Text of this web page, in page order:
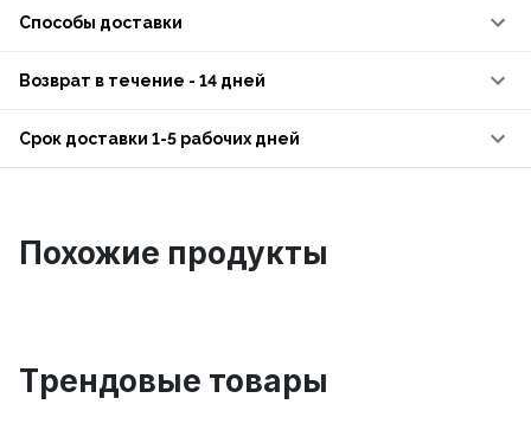
Способы доставки
Возврат в течение - 14 дней
Срок доставки 1-5 рабочих дней
Похожие продукты
Tрендовые товары